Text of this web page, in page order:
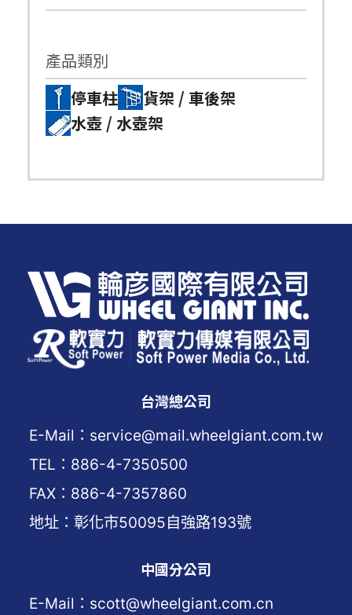
產品類別
停車柱
貨架 / 車後架
水壺 / 水壺架
台灣總公司
E-Mail：service@mail.wheelgiant.com.tw
TEL：886-4-7350500
FAX：886-4-7357860
地址：彰化市50095自強路193號
中國分公司
E-Mail：scott@wheelgiant.com.cn